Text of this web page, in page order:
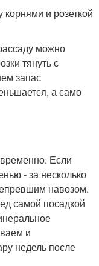
и розеткой
можно
тянуть с
запас
а само
Если
- за несколько
навозом.
самой посадкой
и
недель после